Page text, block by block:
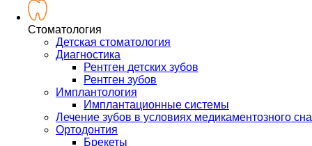
Стоматология
Детская стоматология
Диагностика
Рентген детских зубов
Рентген зубов
Имплантология
Имплантационные системы
Лечение зубов в условиях медикаментозного сна
Ортодонтия
Брекеты